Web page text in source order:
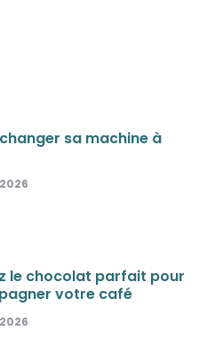
sa machine à
le chocolat parfait pour
votre café